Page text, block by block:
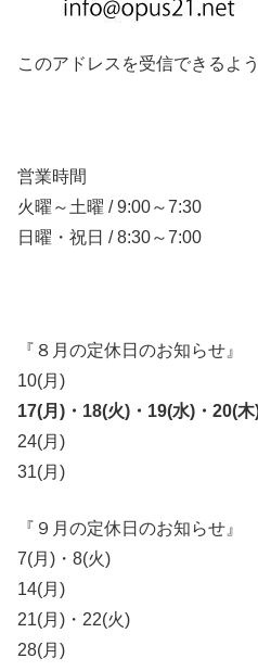
このアドレスを受信できるよ
営業時間
火曜～土曜 / 9:00～7:30
日曜・祝日 / 8:30～7:00
『８月の定休日のお知らせ』
10(月)
17(月)・18(火)・19(水)・20(木
24(月)
31(月)
『９月の定休日のお知らせ』
7(月)・8(火)
14(月)
21(月)・22(火)
28(月)